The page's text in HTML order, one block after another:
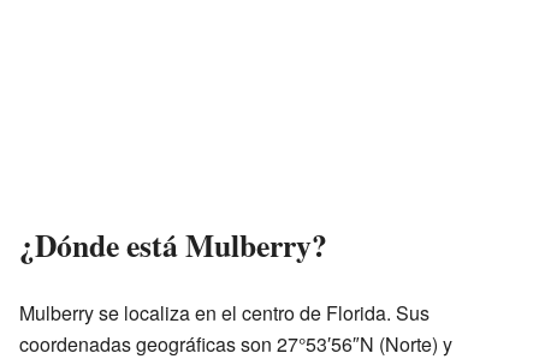
¿Dónde está Mulberry?
Mulberry se localiza en el centro de Florida. Sus
coordenadas geográficas son 27°53′56″N (Norte) y